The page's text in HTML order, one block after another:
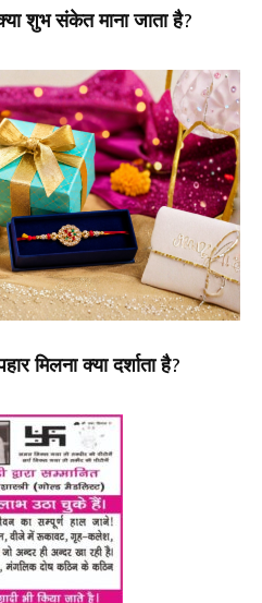
शुभ संकेत माना जाता है?
मिलना क्या दर्शाता है?